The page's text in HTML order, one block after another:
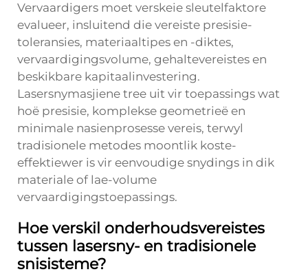
Vervaardigers moet verskeie sleutelfaktore
evalueer, insluitend die vereiste presisie-
toleransies, materiaaltipes en -diktes,
vervaardigingsvolume, gehaltevereistes en
beskikbare kapitaalinvestering.
Lasersnymasjiene tree uit vir toepassings wat
hoë presisie, komplekse geometrieë en
minimale nasienprosesse vereis, terwyl
tradisionele metodes moontlik koste-
effektiewer is vir eenvoudige snydings in dik
materiale of lae-volume
vervaardigingstoepassings.
Hoe verskil onderhoudsvereistes
tussen lasersny- en tradisionele
snisisteme?